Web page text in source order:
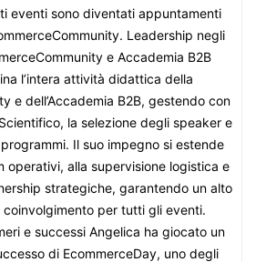
eventi sono diventati appuntamenti
Leadership negli
e Accademia B2B
l’intera attività didattica della
e dell’Accademia B2B, gestendo con
la selezione degli speaker e
Il suo impegno si estende
operativi, alla supervisione logistica e
strategiche, garantendo un alto
coinvolgimento per tutti gli eventi.
e successi Angelica ha giocato un
di EcommerceDay, uno degli